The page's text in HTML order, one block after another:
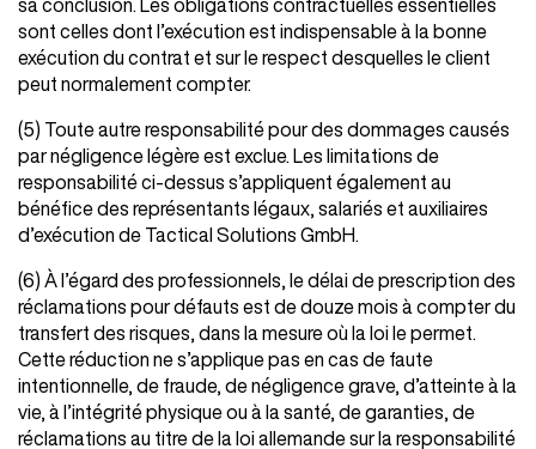
sa conclusion. Les obligations contractuelles essentielles
sont celles dont l’exécution est indispensable à la bonne
exécution du contrat et sur le respect desquelles le client
peut normalement compter.
(5) Toute autre responsabilité pour des dommages causés
par négligence légère est exclue. Les limitations de
responsabilité ci-dessus s’appliquent également au
bénéfice des représentants légaux, salariés et auxiliaires
d’exécution de Tactical Solutions GmbH.
(6) À l’égard des professionnels, le délai de prescription des
réclamations pour défauts est de douze mois à compter du
transfert des risques, dans la mesure où la loi le permet.
Cette réduction ne s’applique pas en cas de faute
intentionnelle, de fraude, de négligence grave, d’atteinte à la
vie, à l’intégrité physique ou à la santé, de garanties, de
réclamations au titre de la loi allemande sur la responsabilité